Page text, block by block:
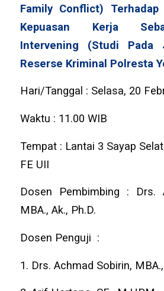
Family Conflict)
Kepuasan Kerja
Intervening (Studi Pada
Reserse Kriminal Polresta
Hari/Tanggal : Selasa, 20
Waktu : 11.00 WIB
Tempat : Lantai 3 Sayap
FE UII
Dosen Pembimbing : Drs.
MBA., Ak., Ph.D.
Dosen Penguji :
1. Drs. Achmad Sobirin, MBA.,